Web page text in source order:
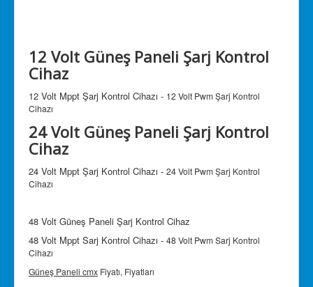
12 Volt Güneş Paneli Şarj Kontrol
Cihaz
12 Volt Mppt Şarj Kontrol Cihazı - 12 Volt Pwm Şarj Kontrol
Cihazı
24 Volt Güneş Paneli Şarj Kontrol
Cihaz
24 Volt Mppt Şarj Kontrol Cihazı - 24 Volt Pwm Şarj Kontrol
Cihazı
48 Volt Güneş Paneli Şarj Kontrol Cihaz
48 Volt Mppt Sarj Kontrol Cihazı - 48 Volt Pwm Sarj Kontrol
Cihazı
Güneş Paneli cmx Fiyatı, Fiyatları